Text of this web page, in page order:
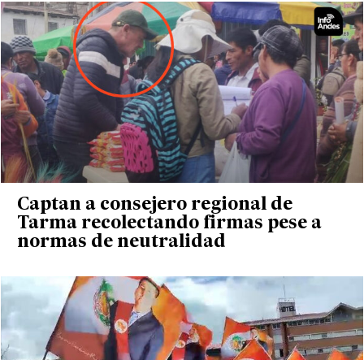
Captan a consejero regional de
Tarma recolectando firmas pese a
normas de neutralidad